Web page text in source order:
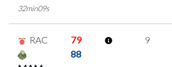
32min09s
RAC 79
88
9